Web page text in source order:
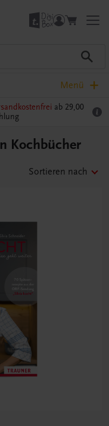
Menü
ab 29,00
Kochbücher
Sortieren nach